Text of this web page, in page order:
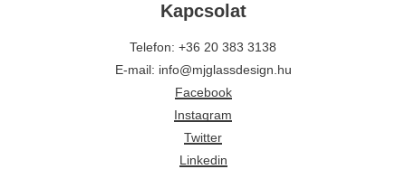
Kapcsolat
Telefon: +36 20 383 3138
E-mail: info@mjglassdesign.hu
Facebook
Instagram
Twitter
Linkedin